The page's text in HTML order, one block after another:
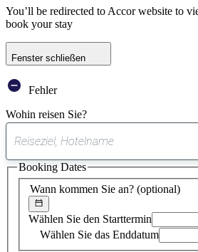
You’ll be redirected to Accor website to
book your stay
Fenster schließen
Fehler
Wohin reisen Sie?
Wann kommen Sie an? (optional)
Wählen Sie den Starttermin
Wählen Sie das Enddatum
Booking Dates